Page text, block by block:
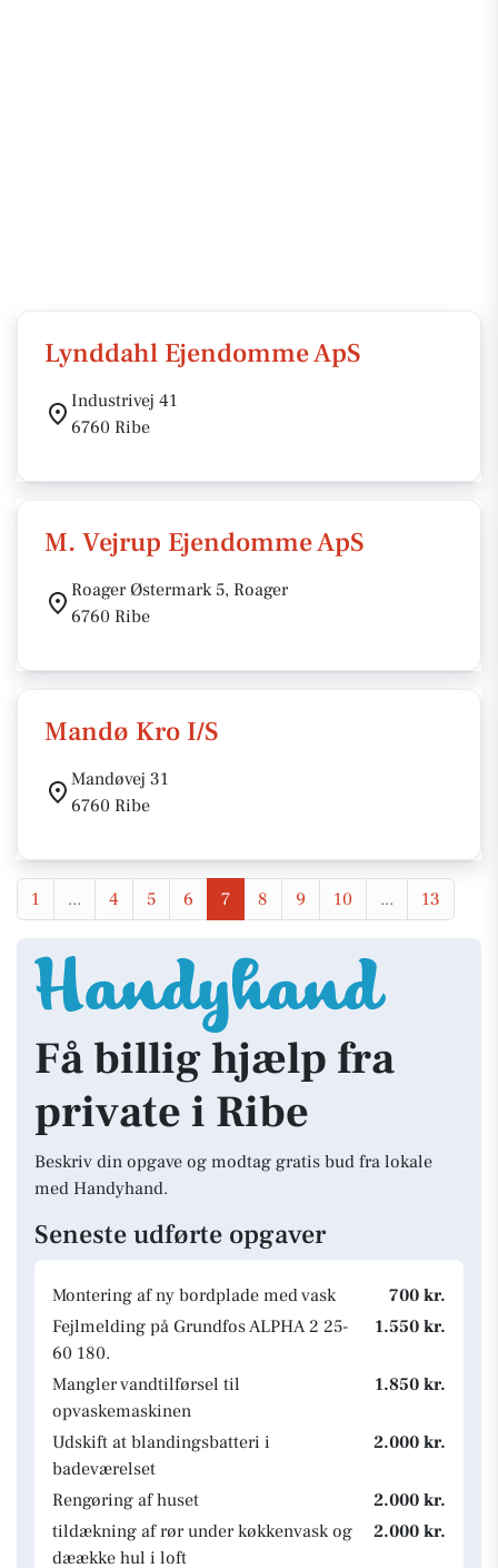
Lynddahl Ejendomme ApS
Industrivej 41
6760 Ribe
M. Vejrup Ejendomme ApS
Roager Østermark 5, Roager
6760 Ribe
Mandø Kro I/S
Mandøvej 31
6760 Ribe
1 ... 4 5 6 7 8 9 10 ... 13
Få billig hjælp fra
private i Ribe
Beskriv din opgave og modtag gratis bud fra lokale
med Handyhand.
Seneste udførte opgaver
Montering af ny bordplade med vask
700 kr.
Fejlmelding på Grundfos ALPHA 2 25-
60 180.
1.550 kr.
Mangler vandtilførsel til
opvaskemaskinen
1.850 kr.
Udskift at blandingsbatteri i
badeværelset
2.000 kr.
Rengøring af huset
2.000 kr.
tildækning af rør under køkkenvask og
dæække hul i loft
2.000 kr.